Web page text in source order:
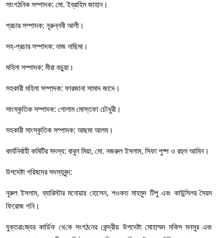
সাংগঠনিক সম্পাদক: মো. ইব্রাহিম জাহান।
প্রচার সম্পাদক: নূরুন্নবী আলী।
সহ-প্রচার সম্পাদক: নাজ নাছিমা।
মহিলা সম্পাদক: মীরা বড়ুয়া।
সহকারী মহিলা সম্পাদক: ফারজানা সামাদ জাদে।
সাংস্কৃতিক সম্পাদক: গোলাম মোস্তফা চৌধুরী।
সহকারী সাংস্কৃতিক সম্পাদক: আছমা আলম।
কার্যনির্বাহী কমিটির সদস্য: বাবুল মিয়া, মো. নজরুল ইসলাম, সিফা পুষ্প ও রহুল আমিন।
উপদেষ্টা পরিষদের সদস্যবৃন্দ:
নূরুল ইসলাম, ব্যারিস্টার মনোয়ার হোসেন, শওকত মাহমুদ টিপু এবং কাউন্সিলর সৈয়দ
ফিরোজ গনি।
যুক্তরা‌জ্যের কা‌র্ডিফ থে‌কে সংগঠ‌নের কেন্দ্রীয় উপদেষ্টা মোহাম্মদ ম‌কিস মনসুর এবং